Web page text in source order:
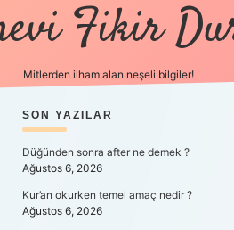
Fikir
Mitlerden ilham alan neşeli bilgiler!
SIDEBAR
SON YAZILAR
Düğünden sonra after ne demek ?
Ağustos 6, 2026
Kur’an okurken temel amaç nedir ?
Ağustos 6, 2026